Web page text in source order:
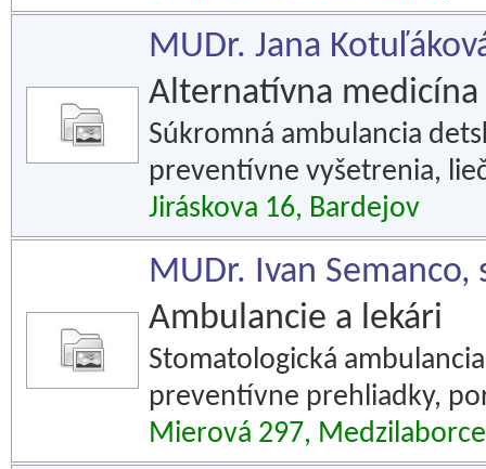
MUDr. Jana
Alternatívna medicína
Súkromná ambulancia
preventívne vyšetrenia,
Jiráskova 16, Bardejov
MUDr. Ivan
Ambulancie a lekári
Stomatologická
preventívne prehliadky,
Mierová 297, Medzilaborce